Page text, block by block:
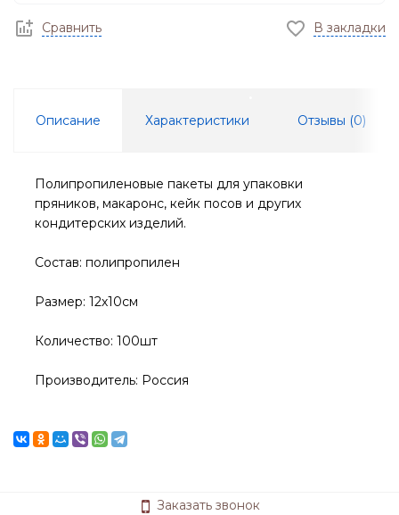
Сравнить В закладки
Описание Характеристики Отзывы (0)
Полипропиленовые пакеты для упаковки
пряников, макаронс, кейк посов и других
кондитерских изделий.
Состав: полипропилен
Размер: 12х10см
Количество: 100шт
Производитель: Россия
Заказать звонок